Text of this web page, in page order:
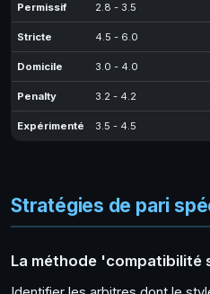
Permissif 2.8 - 3.5
Stricte 4.5 - 6.0
Domicile 3.0 - 4.0
Penalty 3.2 - 4.2
Expérimenté 3.5 - 4.5
Stratégies de pari
La méthode 'compatibilité